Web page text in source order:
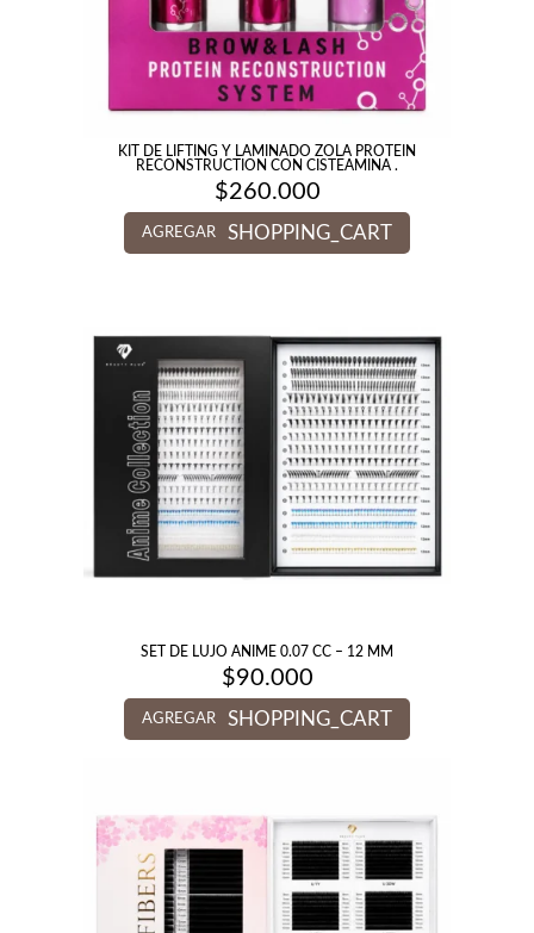
KIT DE LIFTING Y LAMINADO ZOLA PROTEIN
RECONSTRUCTION CON CISTEAMINA .
$260.000
AGREGAR SHOPPING_CART
SET DE LUJO ANIME 0.07 CC – 12 MM
$90.000
AGREGAR SHOPPING_CART